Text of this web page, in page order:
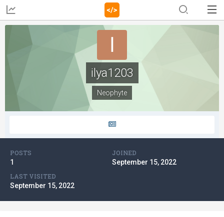
ilya1203
Neophyte
POSTS
1
JOINED
September 15, 2022
LAST VISITED
September 15, 2022